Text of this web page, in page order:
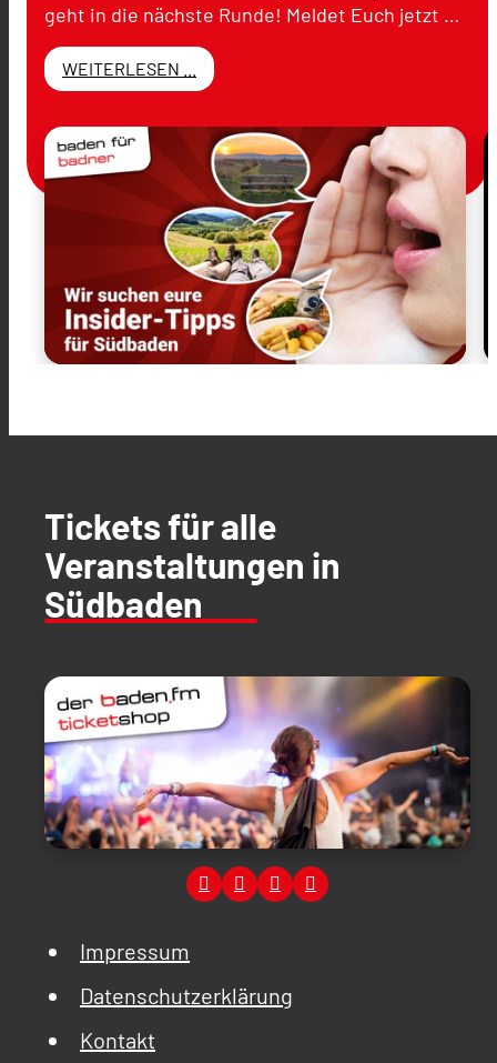
geht in die nächste Runde! Meldet Euch jetzt …
WEITERLESEN ...
Tickets für alle
Veranstaltungen in
Südbaden
Impressum
Datenschutzerklärung
Kontakt